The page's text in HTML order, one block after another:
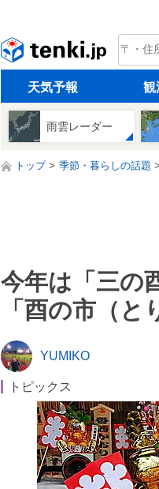
tenki.jp
天気予報 観
雨雲レーダー
トップ 季節・暮らしの話題
今年は「三の
「酉の市（
YUMIKO
トピックス